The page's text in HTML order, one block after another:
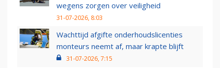
wegens zorgen over veiligheid
31-07-2026, 8:03
Wachttijd afgifte onderhoudslicenties
monteurs neemt af, maar krapte blijft
31-07-2026, 7:15